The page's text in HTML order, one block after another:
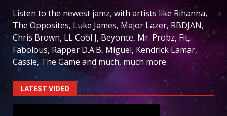
Listen to the newest jamz, with artists like Rihanna,
The Opposites, Luke James, Major Lazer, RBDJAN,
Chris Brown, LL Cool J, Beyonce, Mr. Probz, Fit,
Fabolous, Rapper D.A.B, Miguel, Kendrick Lamar,
Cassie, The Game and much, much more.
LATEST VIDEO